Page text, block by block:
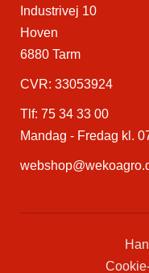
Industrivej 10
Hoven
6880 Tarm
CVR: 33053924
Tlf: 75 34 33 00
Mandag - Fredag kl.